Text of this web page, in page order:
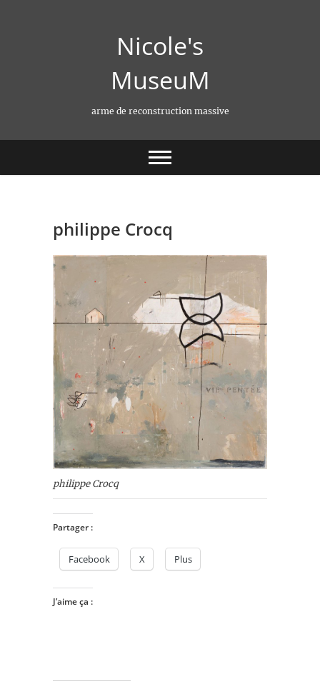
Nicole's
MuseuM
arme de reconstruction massive
philippe Crocq
philippe Crocq
Partager :
Facebook X Plus
J’aime ça :